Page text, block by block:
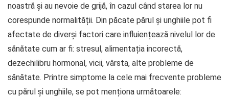
noastră și au nevoie de grijă, în cazul când starea lor nu
corespunde normalității. Din păcate părul și unghiile pot fi
afectate de diverși factori care influiențează nivelul lor de
sănătate cum ar fi: stresul, alimentația incorectă,
dezechilibru hormonal, vicii, vârsta, alte probleme de
sănătate. Printre simptome la cele mai frecvente probleme
cu părul și unghiile, se pot menționa următoarele: